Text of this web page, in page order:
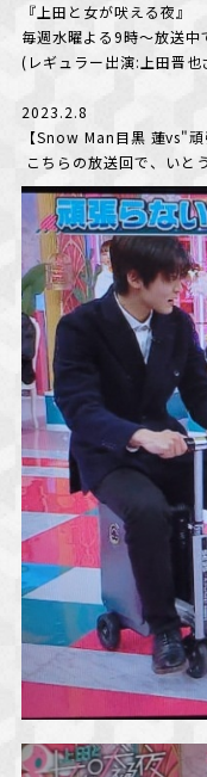
『上田と女が吠える夜』
毎週水曜よる9時～放送中
(レギュラー出演:上田晋
2023.2.8
【Snow Man目黒 蓮vs"
こちらの放送回で、いと